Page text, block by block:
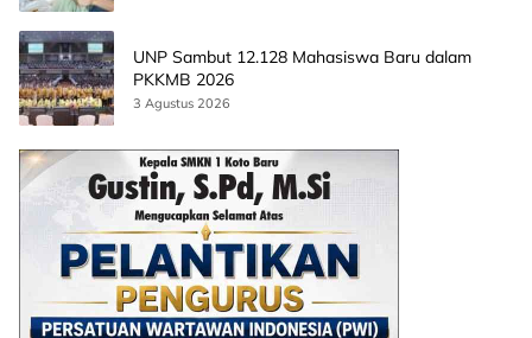
UNP Sambut 12.128 Mahasiswa Baru dalam
PKKMB 2026
3 Agustus 2026